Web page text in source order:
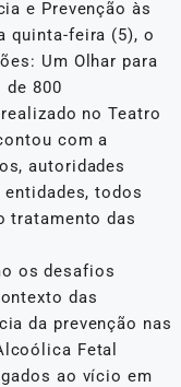
e Prevenção às
quinta-feira (5), o
Um Olhar para
de 800
no Teatro
com a
autoridades
entidades, todos
tratamento das
os desafios
das
da prevenção nas
Fetal
ao vício em